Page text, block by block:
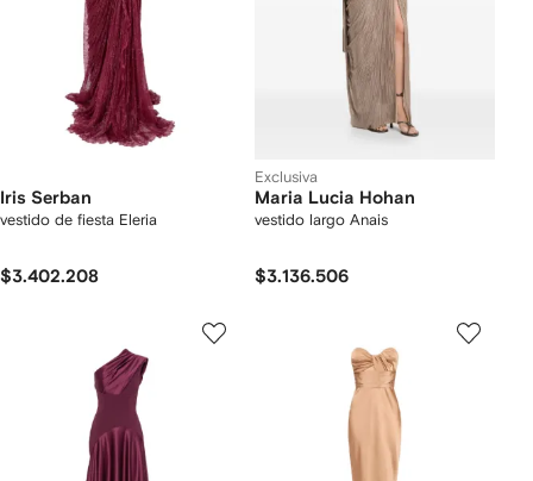
Iris Serban
vestido de fiesta Eleria
$3.402.208
Exclusiva
Maria Lucia Hohan
vestido largo Anais
$3.136.506